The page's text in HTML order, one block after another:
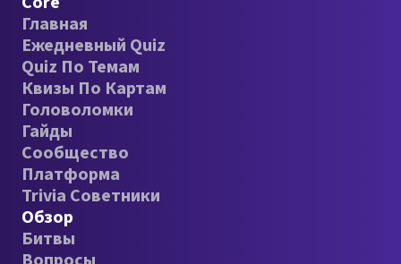
Главная
Ежедневный Quiz
Quiz По Темам
Квизы По Картам
Головоломки
Гайды
Сообщество
Платформа
Trivia Советники
Обзор
Битвы